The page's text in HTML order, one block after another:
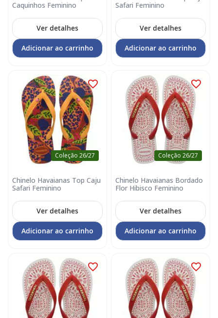
Caquinhos Feminino
Ver detalhes
Adicionar ao carrinho
Safari Feminino
Ver detalhes
Adicionar ao carrinho
Coleção 26/27
Chinelo Havaianas Top Caju
Safari Feminino
Ver detalhes
Adicionar ao carrinho
Coleção 26/27
Chinelo Havaianas Bordado
Flor Hibisco Feminino
Ver detalhes
Adicionar ao carrinho